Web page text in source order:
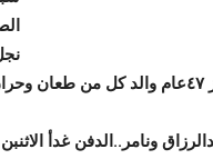
ابوهزيم عن عمر يناهز ٤٧عام والد كل من
ونامر..الدفن غدأ